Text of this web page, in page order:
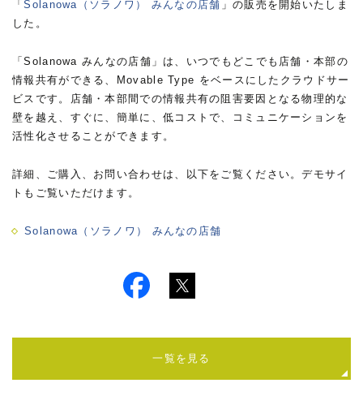
「Solanowa（ソラノワ） みんなの店舗 」の販売を開始いたしま
した。
「Solanowa みんなの店舗」は、いつでもどこでも店舗・本部の
情報共有ができる、Movable Type をベースにしたクラウドサー
ビスです。店舗・本部間での情報共有の阻害要因となる物理的な
壁を越え、すぐに、簡単に、低コストで、コミュニケーションを
活性化させることができます。
詳細、ご購入、お問い合わせは、以下をご覧ください。デモサイ
トもご覧いただけます。
Solanowa（ソラノワ） みんなの店舗
一覧を見る